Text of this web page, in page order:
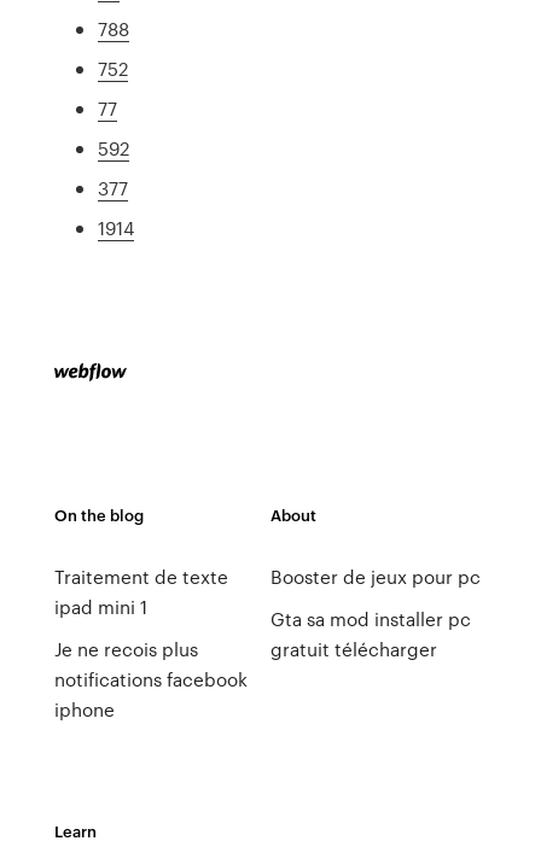
788
752
77
592
377
1914
On the blog
Traitement de texte
ipad mini 1
Je ne recois plus
notifications facebook
iphone
About
Booster de jeux pour pc
Gta sa mod installer pc
gratuit télécharger
Learn